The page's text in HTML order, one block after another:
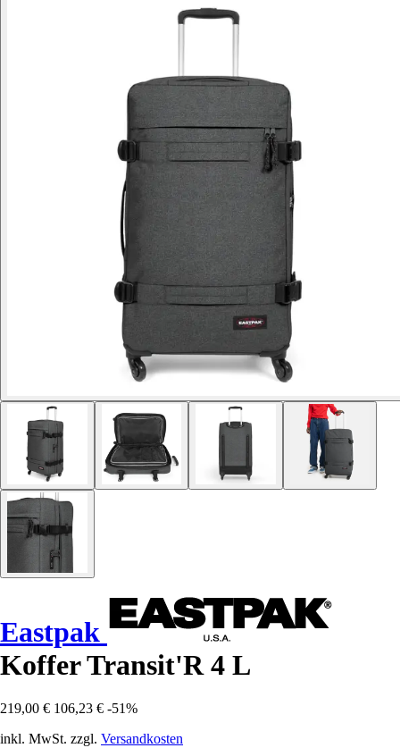
Eastpak
Koffer Transit'R 4 L
219,00 € 106,23 € -51%
inkl. MwSt. zzgl. Versandkosten